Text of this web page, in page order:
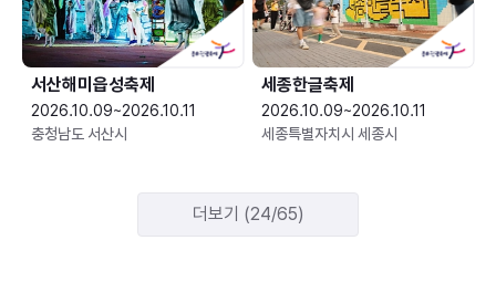
서산해미읍성축제
2026.10.09~2026.10.11
충청남도 서산시
세종한글축제
2026.10.09~2026.10.11
세종특별자치시 세종시
더보기 (24/65)